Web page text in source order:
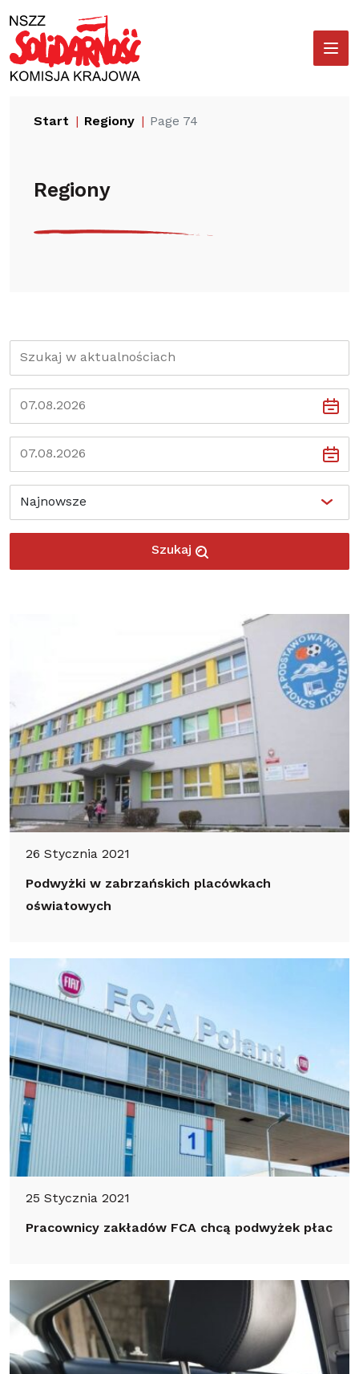
do
treści
Start Regiony Page 74
Regiony
Szukaj
26 Stycznia 2021
Podwyżki w zabrzańskich placówkach
oświatowych
25 Stycznia 2021
Pracownicy zakładów FCA chcą podwyżek płac